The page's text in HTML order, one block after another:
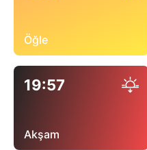
Öğle
19:57
Akşam